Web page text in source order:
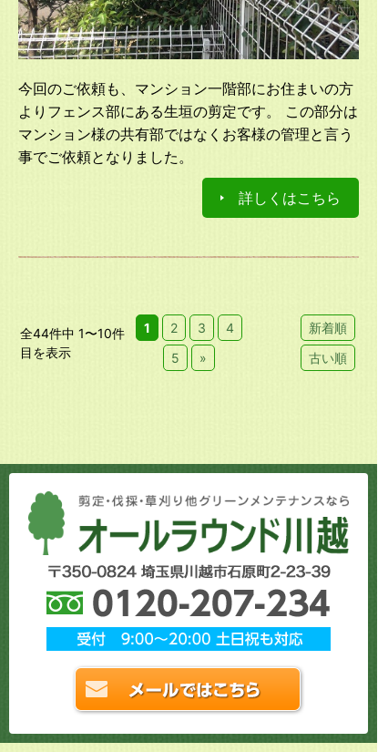
今回のご依頼も、マンション一階部にお住まいの方
よりフェンス部にある生垣の剪定です。 この部分は
マンション様の共有部ではなくお客様の管理と言う
事でご依頼となりました。
詳しくはこちら
全44件中 1〜10件
目を表示
1 2 3
4
5
»
新着順
古い順